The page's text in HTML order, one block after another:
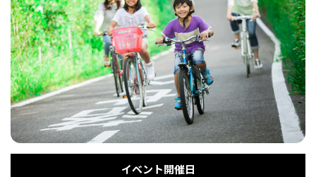
和食 わんぱく 福島ローカルグル
メ
温泉 体験 名所
フィットネス・や
せたい
鍼灸・整体・リラ
クゼーション
まつ毛サロン
インテリア 食品・酒 生活を彩るモノ
趣味・スキルアッ
プ
保育園・こども園 子どもの習い事・
イベント開催日